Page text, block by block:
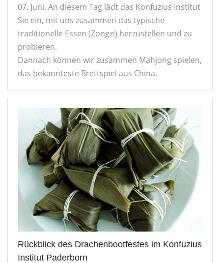
07. Juni. An diesem Tag lädt das Konfuzius Institut
Sie ein, mit uns zusammen das typische
traditionelle Essen (Zongzi) herzustellen und zu
probieren.
Dannach können wir zusammen Mahjong spielen,
das bekannteste Brettspiel aus China.
Rückblick des Drachenbootfestes im Konfuzius
Institut Paderborn